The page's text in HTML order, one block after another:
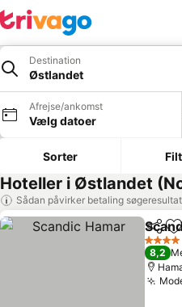
Destination
Østlandet
Afrejse/ankomst
Vælg datoer
Sorter
Hoteller i Østlandet
Sådan påvirker betaling
Del
4 Stjerner
8,2